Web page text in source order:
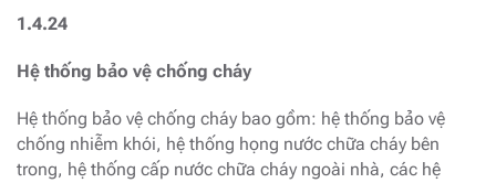
1.4.24
Hệ thống bảo vệ chống cháy
Hệ thống bảo vệ chống cháy bao gồm: hệ thống bảo vệ
chống nhiễm khói, hệ thống họng nước chữa cháy bên
trong, hệ thống cấp nước chữa cháy ngoài nhà, các hệ